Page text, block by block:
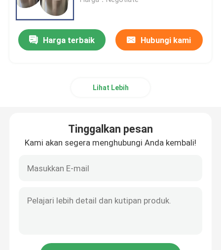
elektroda molibdenum
Produk Titanium
Harga terbaik Hubungi kami
Lihat Lebih
Tinggalkan pesan
Kami akan segera menghubungi Anda kembali!